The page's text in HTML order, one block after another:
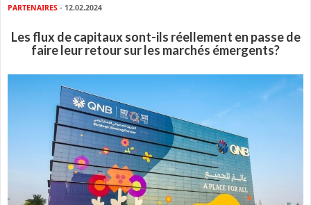
PARTENAIRES - 12.02.2024
Les flux de capitaux sont-ils réellement en passe de
faire leur retour sur les marchés émergents?